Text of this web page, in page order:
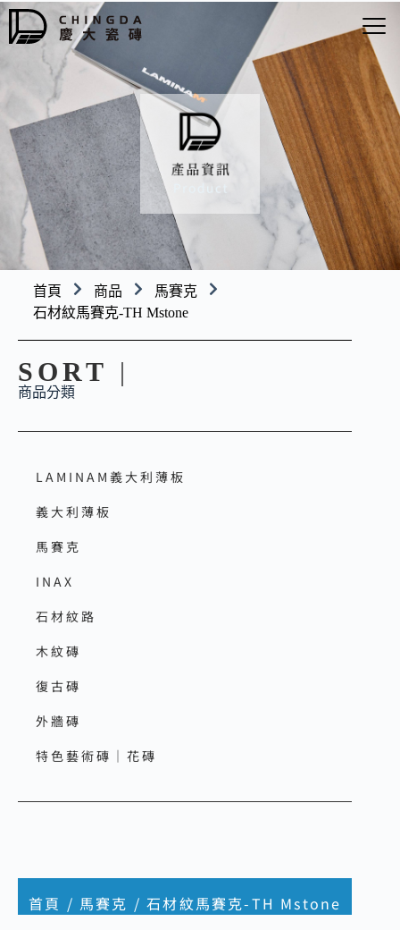
首頁 商品
馬賽克
石材紋馬賽克-TH Mstone
SORT |
商品分類
LAMINAM義大利薄板
義大利薄板
馬賽克
INAX
石材紋路
木紋磚
復古磚
外牆磚
特色藝術磚｜花磚
首頁 / 馬賽克 / 石材紋馬賽克-TH Mstone